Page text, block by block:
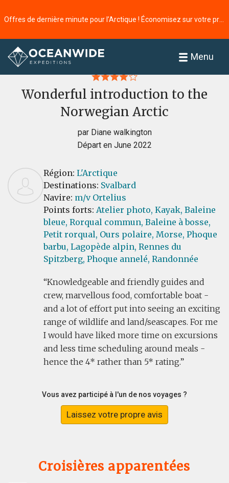
Menu
Accueil
Wonderful introduction to the
Norwegian Arctic
par Diane walkington
Départ en June 2022
Région: L'Arctique
Destinations: Svalbard
Navire: m/v Ortelius
Points forts: Atelier photo, Kayak, Baleine
bleue, Rorqual commun, Baleine à bosse,
Petit rorqual, Ours polaire, Morse, Phoque
barbu, Lagopède alpin, Rennes du
Spitzberg, Phoque annelé, Randonnée
Knowledgeable and friendly guides and
crew, marvellous food, comfortable boat -
and a lot of effort put into seeing an exciting
range of wildlife and land/seascapes. For me
I would have liked more time on excursions
and less time scheduling around meals -
hence the 4* rather than 5* rating.
Vous avez participé à l'un de nos voyages ?
Laissez votre propre avis
Croisières apparentées